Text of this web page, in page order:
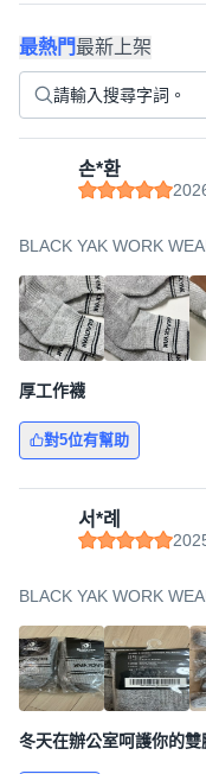
最熱門最新上架
손*환
BLACK YAK WORK
厚工作襪
對5位有幫助
서*례
BLACK YAK WORK
冬天在辦公室呵護你的雙